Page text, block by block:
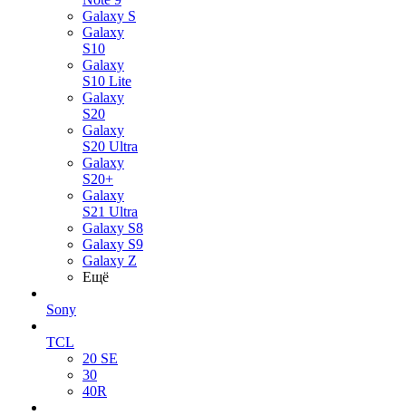
Galaxy S
Galaxy
S10
Galaxy
S10 Lite
Galaxy
S20
Galaxy
S20 Ultra
Galaxy
S20+
Galaxy
S21 Ultra
Galaxy S8
Galaxy S9
Galaxy Z
Ещё
Sony
TCL
20 SE
30
40R